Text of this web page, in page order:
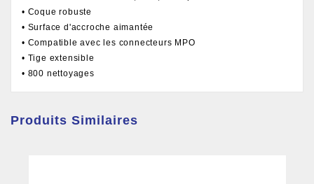
• Coque robuste
• Surface d'accroche aimantée
• Compatible avec les connecteurs MPO
• Tige extensible
• 800 nettoyages
Produits Similaires